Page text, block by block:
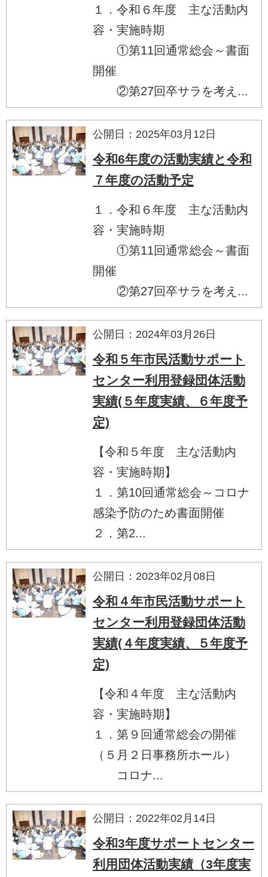
１．令和６年度 主な活動内
容・実施時期
①第11回通常総会～書面
開催
②第27回卒サラを考え...
公開日：2025年03月12日
令和6年度の活動実績と令和
７年度の活動予定
１．令和６年度 主な活動内
容・実施時期
①第11回通常総会～書面
開催
②第27回卒サラを考え...
公開日：2024年03月26日
令和５年市民活動サポート
センター利用登録団体活動
実績(５年度実績、６年度予
定)
【令和５年度 主な活動内
容・実施時期】
１．第10回通常総会～コロナ
感染予防のため書面開催
２．第2...
公開日：2023年02月08日
令和４年市民活動サポート
センター利用登録団体活動
実績(４年度実績、５年度予
定)
【令和４年度 主な活動内
容・実施時期】
１．第９回通常総会の開催
（５月２日事務所ホール）
コロナ...
公開日：2022年02月14日
令和3年度サポートセンター
利用団体活動実績（3年度実